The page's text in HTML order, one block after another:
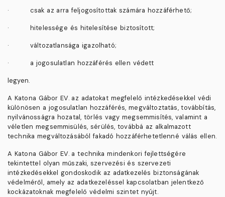
· csak az arra feljogosítottak számára hozzáférhető;
· hitelessége és hitelesítése biztosított;
· változatlansága igazolható;
· a jogosulatlan hozzáférés ellen védett
legyen.
A Katona Gábor EV.az adatokat megfelelő intézkedésekkel védi
különösen a jogosulatlan hozzáférés, megváltoztatás, továbbítás,
nyilvánosságra hozatal, törlés vagy megsemmisítés, valamint a
véletlen megsemmisülés, sérülés, továbbá az alkalmazott
technika megváltozásából fakadó hozzáférhetetlenné válás ellen.
A Katona Gábor EV. a technika mindenkori fejlettségére
tekintettel olyan műszaki, szervezési és szervezeti
intézkedésekkel gondoskodik az adatkezelés biztonságának
védelméről, amely az adatkezeléssel kapcsolatban jelentkező
kockázatoknak megfelelő védelmi szintet nyújt.